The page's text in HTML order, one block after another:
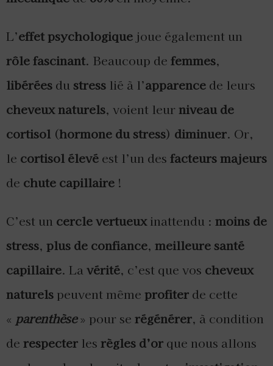
L’effet psychologique joue également un
rôle fascinant. Beaucoup de femmes,
libérées du stress lié à l’apparence de leurs
cheveux naturels, voient leurniveau de
cortisol (hormone du stress) diminuer. Or,
le cortisol élevé est l’un des facteurs majeurs
de chute capillaire !
C’est un cercle vertueuxinattendu : moins de
stress, plus de confiance, meilleure santé
capillaire. La vérité, c’est que vos cheveux
naturels peuvent même profiter de cette
« parenthèse» pour se régénérer, à condition
de respecter les règles d’or que nous allons